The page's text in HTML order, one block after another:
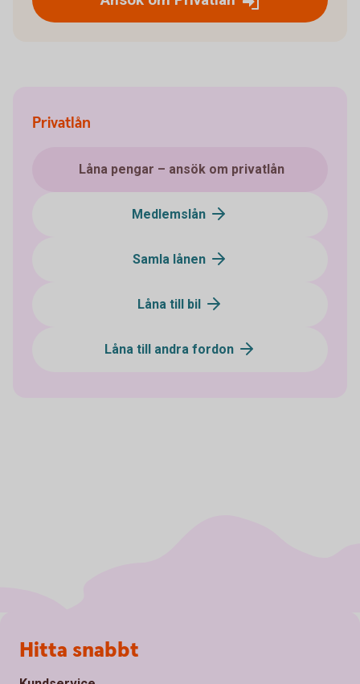
Privatlån
Låna pengar – ansök om privatlån
Medlemslån
Samla lånen
Låna till bil
Låna till andra fordon
Sidfot
Hitta snabbt